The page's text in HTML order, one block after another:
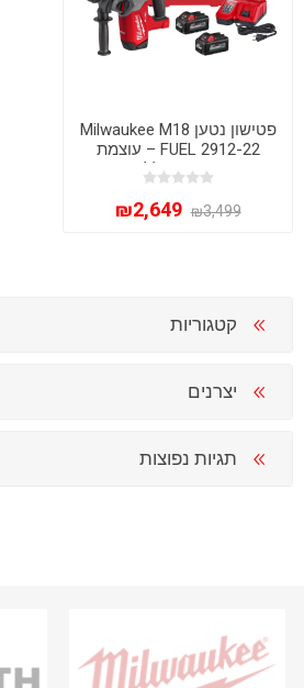
פטישון נטען Milwaukee M18
FUEL 2912-22 – עוצמת
קידוח SDS Plus ללא פשרות
(כולל 2 סוללות 6Ah)
₪3,499
₪2,649
קטגוריות
יצרנים
תגיות נפוצות